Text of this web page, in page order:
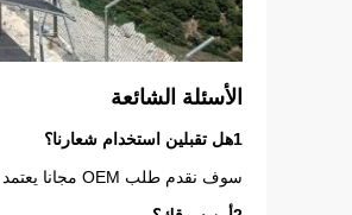
الأسئلة الشائعة
1هل تقبلين استخدام شعارنا؟
سوف نقدم طلب OEM مجانا يعتمد على كميتك.